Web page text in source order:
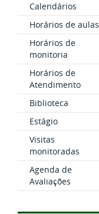
Calendários
Horários de aulas
Horários de
monitoria
Horários de
Atendimento
Biblioteca
Estágio
Visitas
monitoradas
Agenda de
Avaliações